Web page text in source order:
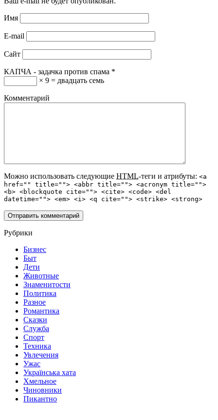
Имя
E-mail
Сайт
КАПЧА - задачка против спама *
× 9 = двадцать семь
Комментарий
Можно использовать следующие HTML-теги и атрибуты: <a
href="" title=""> <abbr title=""> <acronym title="">
<b> <blockquote cite=""> <cite> <code> <del
datetime=""> <em> <i> <q cite=""> <strike> <strong>
Рубрики
Бизнес
Быт
Дети
Животные
Знаменитости
Политика
Разное
Романтика
Сказки
Служба
Спорт
Техника
Увлечения
Ужас
Українська хата
Хмельное
Чиновники
Пикантно